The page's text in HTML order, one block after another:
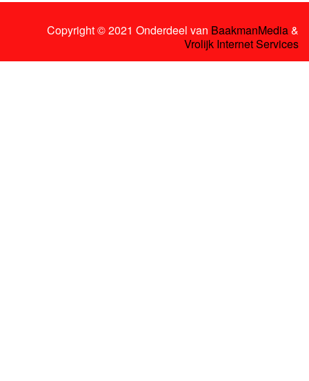
Copyright © 2021 Onderdeel van BaakmanMedia&
Vrolijk Internet Services